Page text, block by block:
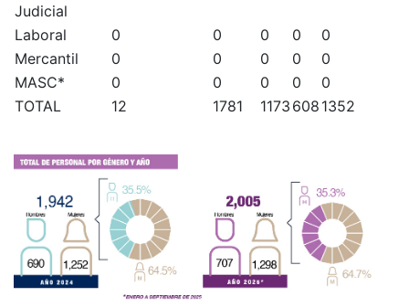
Judicial
Laboral 0 0 0 0
0
Mercantil
0 0 0 0
0
MASC*
0 0 0 0
0
TOTAL
12 1781 1173 608 1352